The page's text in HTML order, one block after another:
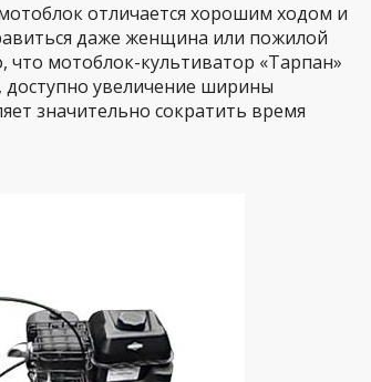
отличается хорошим ходом и
даже женщина или пожилой
что мотоблок-культиватор «Тарпан»
увеличение ширины
значительно сократить время